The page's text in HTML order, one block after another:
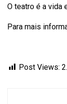
O teatro é a vida
Para mais
Post Views: